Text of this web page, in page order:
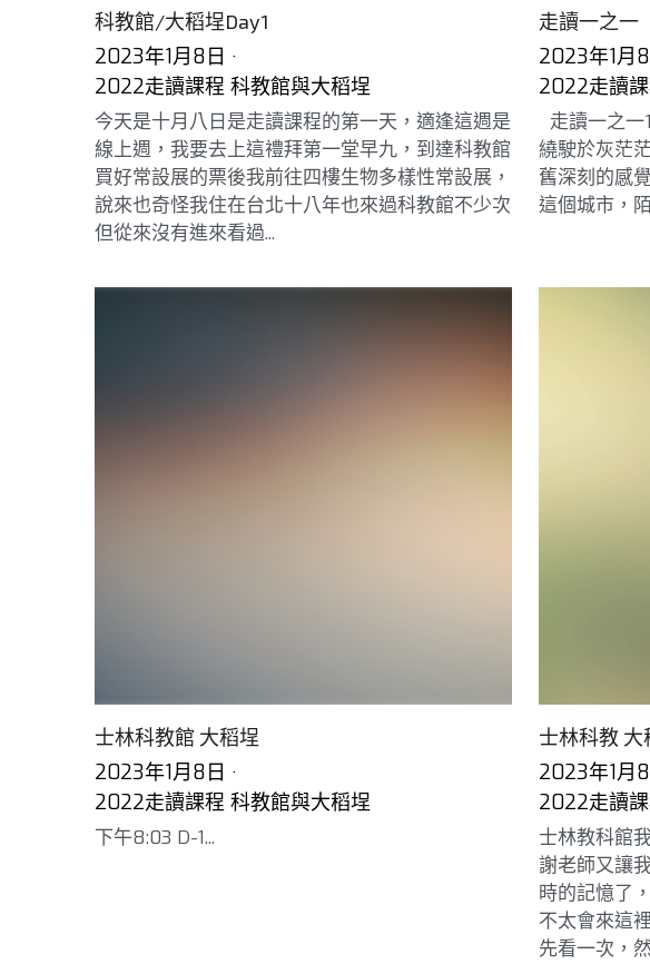
科教館/大稻埕Day1
2023年1月8日 ·
2022走讀課程 科教館與大稻埕
今天是十月八日是走讀課程的第一天，適逢這週是
線上週，我要去上這禮拜第一堂早九，到達科教館
買好常設展的票後我前往四樓生物多樣性常設展，
說來也奇怪我住在台北十八年也來過科教館不少次
但從來沒有進來看過...
走讀一之一
2023年1月
2022走讀
走讀一之
繞駛於灰茫
舊深刻的感
這個城市，
士林科教館 大稻埕
2023年1月8日 ·
2022走讀課程 科教館與大稻埕
下午8:03 D-1...
士林科教 大
2023年1月
2022走讀
士林教科館
謝老師又讓
時的記憶了
不太會來這
先看一次，